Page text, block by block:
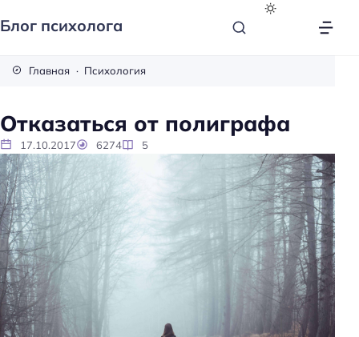
Блог психолога
Главная Психология
Отказаться от полиграфа
17.10.2017 6274 5